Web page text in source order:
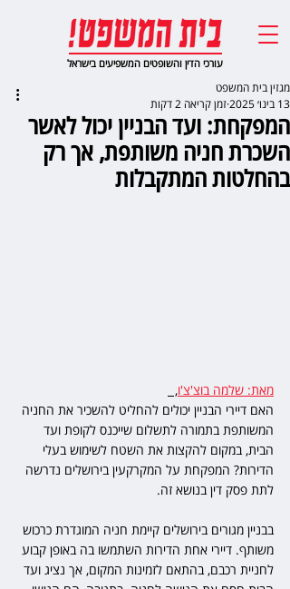
עורכי הדין והשופטים המשפיעים בישראל
המפקחת: ועד הבניין יכול לאשר
השכרת חניה משותפת, אך רק
בהחלטות המתקבלות
מגזין בית המשפט
13 בינו׳ 2025
זמן קריאה 2 דקות
מאת: שלמה בוצ'צ'ו,
האם דיירי הבניין יכולים להחליט להשכיר את החניה
המשותפת בתמורה לתשלום שייכנס לקופת ועד
הבית, במקום להקצות את השטח לשימוש בעלי
הדירות? המפקחת על המקרקעין בירושלים נדרשה
לתת פסק דין בנושא זה.
בבניין מגורים בירושלים קיימת חניה המוגדרת כרכוש
משותף. דיירי אחת הדירות השתמשו בה באופן קבוע
לחניית רכבם, בהתאם לזמינות המקום, אך נציג ועד